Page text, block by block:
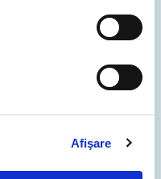
Afişare